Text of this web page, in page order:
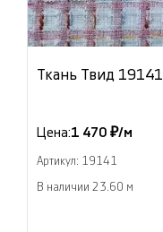
Ткань Твид 19141
Цена:1 470 ₽/м
Артикул: 19141
В наличии 23.60 м